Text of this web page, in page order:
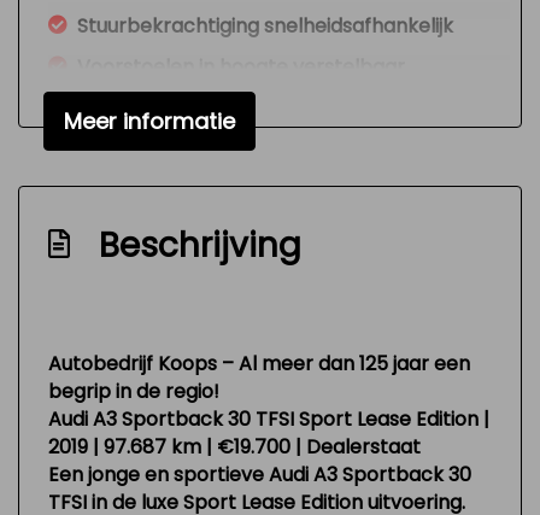
Stuurbekrachtiging snelheidsafhankelijk
Overige
Anti doorslip regeling
Connected services
Elektronisch sper differentieel
Elektronisch stabiliteits programma
Hoofd airbag(s) achter
Meer informatie
Beschrijving
Autobedrijf Koops – Al meer dan 125 jaar een
begrip in de regio!
Audi A3 Sportback 30 TFSI Sport Lease Edition |
2019 | 97.687 km | €19.700 | Dealerstaat
Een jonge en sportieveAudi A3 Sportback 30
TFSIin de luxeSport Lease Editionuitvoering.